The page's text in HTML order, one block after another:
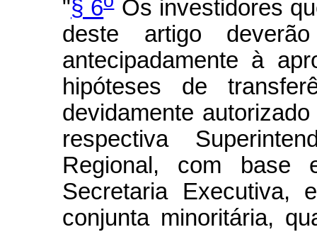
"§ 6 Os investidores
deste artigo
antecipadamente à
hipóteses de
devidamente
respectiva
Regional, com base
Secretaria Executiva,
conjunta minoritária,